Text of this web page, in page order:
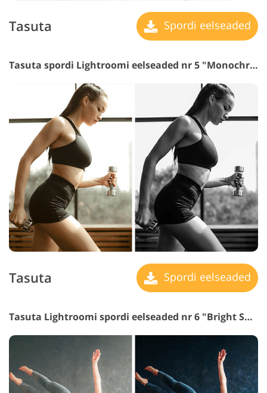
Tasuta Spordi eelseaded
Tasuta spordi Lightroomi eelseaded nr 5 "Monochrome"
Tasuta Spordi eelseaded
Tasuta Lightroomi spordi eelseaded nr 6 "Bright Sky"